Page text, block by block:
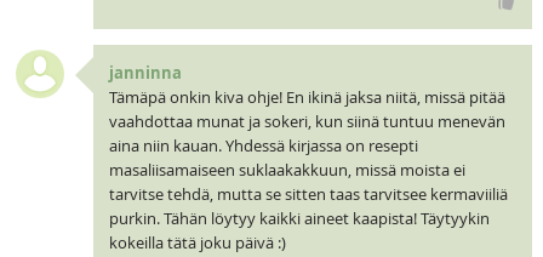
janninna
Tämäpä onkin kiva ohje! En ikinä jaksa niitä, missä pitää
vaahdottaa munat ja sokeri, kun siinä tuntuu menevän
aina niin kauan. Yhdessä kirjassa on resepti
masaliisamaiseen suklaakakkuun, missä moista ei
tarvitse tehdä, mutta se sitten taas tarvitsee kermaviiliä
purkin. Tähän löytyy kaikki aineet kaapista! Täytyykin
kokeilla tätä joku päivä :)